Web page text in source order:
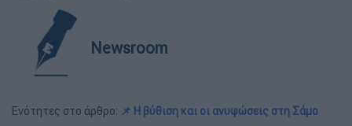
Newsroom
Ενότητες στο άρθρο: 📌 Η βύθιση και οι ανυψώσεις στη Σάμο